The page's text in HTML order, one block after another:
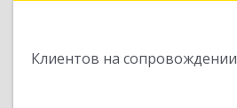
Клиентов на сопровождении